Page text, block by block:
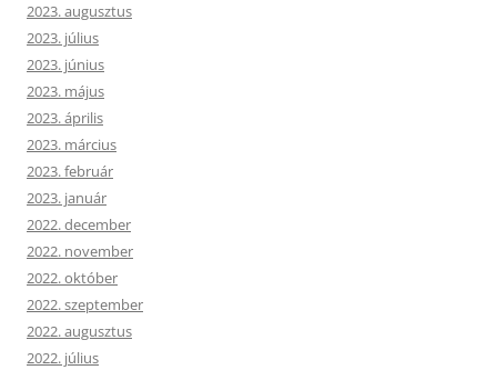
2023. augusztus
2023. július
2023. június
2023. május
2023. április
2023. március
2023. február
2023. január
2022. december
2022. november
2022. október
2022. szeptember
2022. augusztus
2022. július